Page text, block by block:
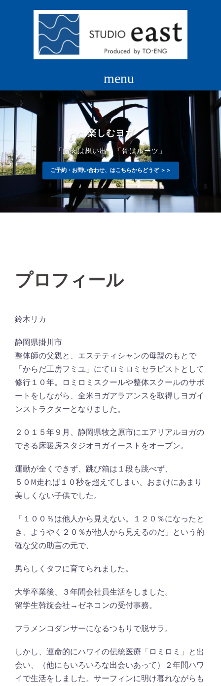
キ
楽しむヨガ
「筋肉は想い出」「骨はルーツ」
ご予約・お問い合わせ、はこちらからどうぞ ＞＞
プロフィール
鈴木リカ
静岡県掛川市
整体師の父親と、エステティシャンの母親のもとで
「からだ工房フミユ」にてロミロミセラピストとして
修行１０年。ロミロミスクールや整体スクールのサポ
ートをしながら、全米ヨガアラアンスを取得しヨガイ
ンストラクターとなりました。
２０１５年９月、静岡県牧之原市にエアリアルヨガの
できる床暖房スタジオヨガイーストをオープン。
運動が全くできず、跳び箱は１段も跳べず、
５０M走れば１０秒を超えてしまい、おまけにあまり
美しくない子供でした。
「１００％は他人から見えない。１２０％になったと
き、ようやく２０％が他人から見えるのだ」という的
確な父の助言の元で、
男らしくタフに育てられました。
大学卒業後、３年間会社員生活をしました。
留学生斡旋会社→ゼネコンの受付事務。
フラメンコダンサーになるつもりで脱サラ。
しかし、運命的にハワイの伝統医療「ロミロミ」と出
会い、（他にもいろいろな出会いあって）２年間ハワ
イで生活をしました。サーフィンに明け暮れながらも